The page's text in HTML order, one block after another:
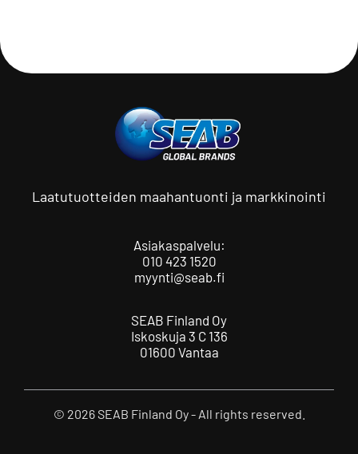
Laatutuotteiden maahantuonti ja markkinointi
Asiakaspalvelu:
010 423 1520
myynti@seab.fi
SEAB Finland Oy
Iskoskuja 3 C 136
01600 Vantaa
© 2026 SEAB Finland Oy - All rights reserved.